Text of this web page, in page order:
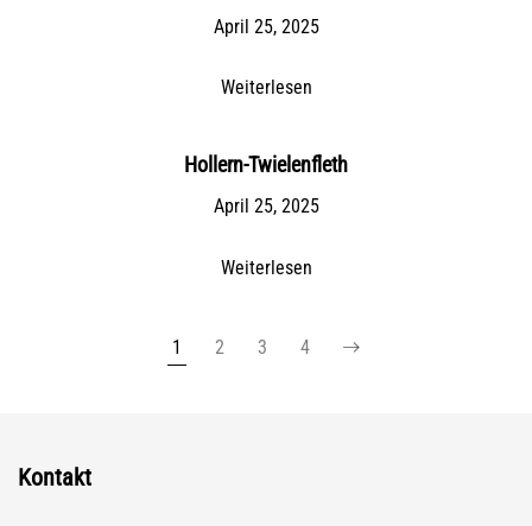
April 25, 2025
Weiterlesen
Hollern-Twielenfleth
April 25, 2025
Weiterlesen
1 2 3 4
Kontakt